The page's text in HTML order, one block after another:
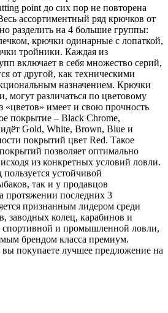
point до сих пор не повторена
ассортиментный ряд крючков от
разделить на 4 большие группы:
крючки одинарные с лопаткой,
тройники. Каждая из
включает в себя множество серий,
от другой, как техническими
назначением. Крючки
могут различаться по цветовому
имеет и свою прочность
покрытие – Black Chrome,
Gold, White, Brown, Blue и
покрытий цвет Red. Такое
позволяет оптимально
из конкретных условий ловли.
устойчивой
так и у продавцов
протяжении последних 3
признанным лидером среди
заводных колец, карабинов и
спортивной и промышленной ловли,
брендом класса премиум.
покупаете лучшее предложение на